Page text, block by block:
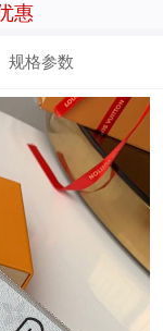
惠
规格参数